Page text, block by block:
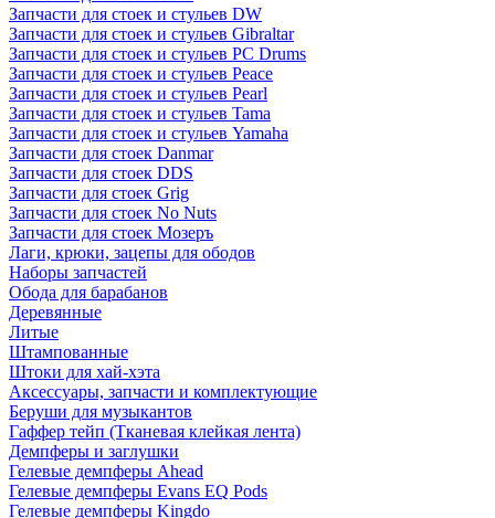
Запчасти для стоек и стульев DW
Запчасти для стоек и стульев Gibraltar
Запчасти для стоек и стульев PC Drums
Запчасти для стоек и стульев Peace
Запчасти для стоек и стульев Pearl
Запчасти для стоек и стульев Tama
Запчасти для стоек и стульев Yamaha
Запчасти для стоек Danmar
Запчасти для стоек DDS
Запчасти для стоек Grig
Запчасти для стоек No Nuts
Запчасти для стоек Мозеръ
Лаги, крюки, зацепы для ободов
Наборы запчастей
Обода для барабанов
Деревянные
Литые
Штампованные
Штоки для хай-хэта
Аксессуары, запчасти и комплектующие
Беруши для музыкантов
Гаффер тейп (Тканевая клейкая лента)
Демпферы и заглушки
Гелевые демпферы Ahead
Гелевые демпферы Evans EQ Pods
Гелевые демпферы Kingdo